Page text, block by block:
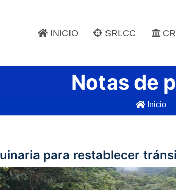
INICIO SRLCC
Notas de
Inicio
para restablecer